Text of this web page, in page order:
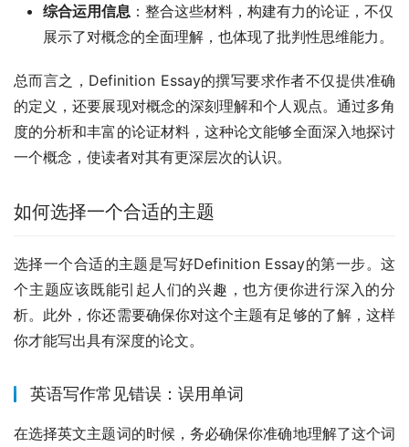
综合运用信息 ：整合这些材料，构建有力的论证，不仅
展示了对概念的全面理解，也体现了批判性思维能力。
总而言之，Definition Essay的撰写要求作者不仅提供准确
的定义，还要展现对概念的深刻理解和个人观点。通过多角
度的分析和丰富的论证材料，这种论文能够全面深入地探讨
一个概念，使读者对其有更深层次的认识。
如何选择一个合适的主题
选择一个合适的主题是写好Definition Essay的第一步。这
个主题应该既能引起人们的兴趣，也方便你进行深入的分
析。此外，你还需要确保你对这个主题有足够的了解，这样
你才能写出具有深度的论文。
英语写作常见错误：误用单词
在选择英文主题词的时候，务必确保你准确地理解了这个词